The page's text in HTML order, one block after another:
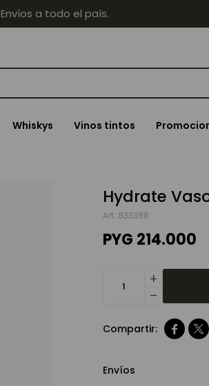
Envíos a todo el país.
Whiskys Vinos tintos
Hydrate
833388
PYG 214.000
add
remove
 
Envíos